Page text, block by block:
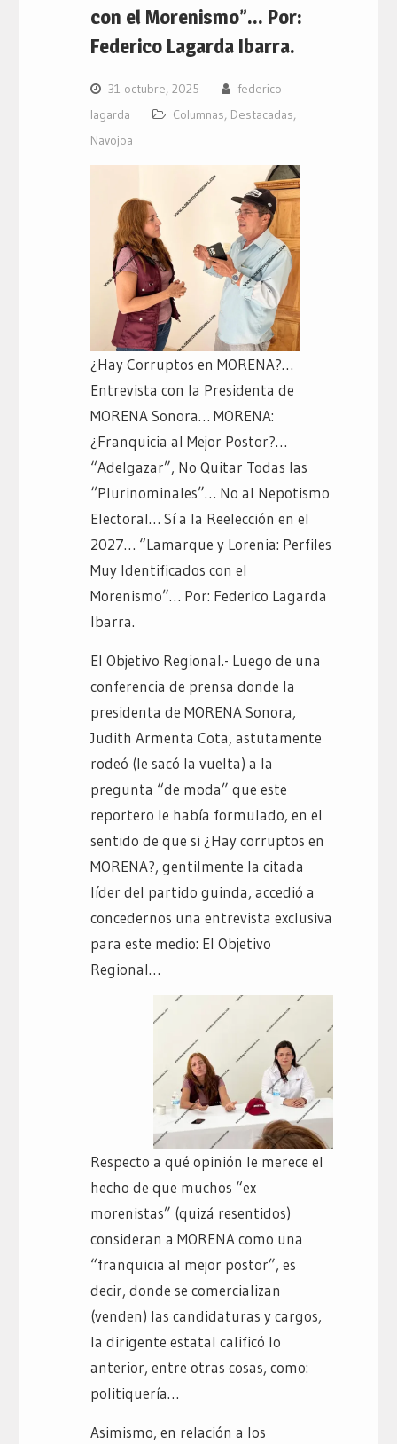
con el Morenismo”… Por:
Federico Lagarda Ibarra.
31 octubre, 2025
federico
lagarda
Columnas, Destacadas,
Navojoa
¿Hay Corruptos en MORENA?…
Entrevista con la Presidenta de
MORENA Sonora… MORENA:
¿Franquicia al Mejor Postor?…
“Adelgazar”, No Quitar Todas las
“Plurinominales”… No al Nepotismo
Electoral… Sí a la Reelección en el
2027… “Lamarque y Lorenia: Perfiles
Muy Identificados con el
Morenismo”… Por: Federico Lagarda
Ibarra.
El Objetivo Regional.- Luego de una
conferencia de prensa donde la
presidenta de MORENA Sonora,
Judith Armenta Cota, astutamente
rodeó (le sacó la vuelta) a la
pregunta “de moda” que este
reportero le había formulado, en el
sentido de que si ¿Hay corruptos en
MORENA?, gentilmente la citada
líder del partido guinda, accedió a
concedernos una entrevista exclusiva
para este medio: El Objetivo
Regional…
Respecto a qué opinión le merece el
hecho de que muchos “ex
morenistas” (quizá resentidos)
consideran a MORENA como una
“franquicia al mejor postor”, es
decir, donde se comercializan
(venden) las candidaturas y cargos,
la dirigente estatal calificó lo
anterior, entre otras cosas, como:
politiquería…
Asimismo, en relación a los